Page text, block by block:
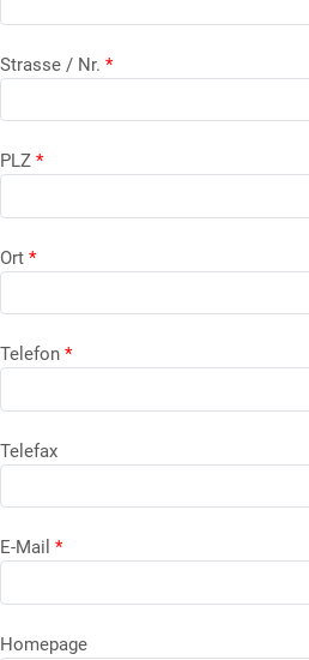
Strasse / Nr. *
PLZ *
Ort *
Telefon *
Telefax
E-Mail *
Homepage